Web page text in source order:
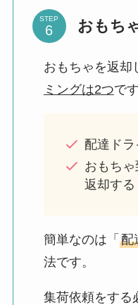
STEP おもち
おもちゃを返却
ミングは2つです
配達ド
おもち
返却する
簡単なのは「 配
法です。
集荷依頼をする